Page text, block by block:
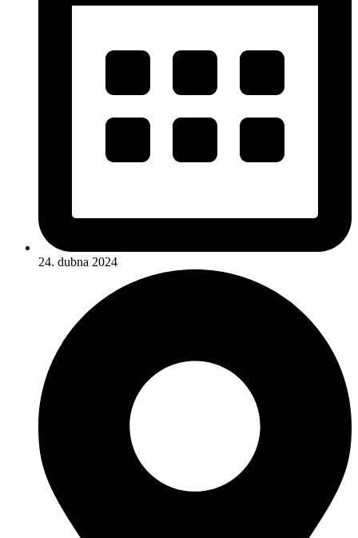
24. dubna 2024